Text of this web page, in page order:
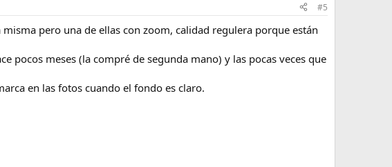
#5
pero una de ellas con zoom, calidad regulera porque están
pocos meses (la compré de segunda mano) y las pocas veces que
en las fotos cuando el fondo es claro.